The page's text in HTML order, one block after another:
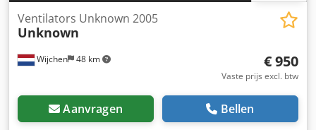
Wijchen 48 km
Ventilators Unknown 2005
Unknown
€ 950
Vaste prijs excl. btw
Aanvragen Bellen